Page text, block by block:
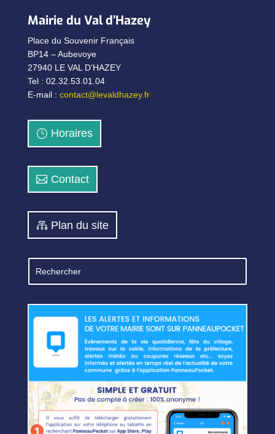
Mairie du Val d’Hazey
Place du Souvenir Français
BP14 – Aubevoye
27940 LE VAL D’HAZEY
Tel : 02.32.53.01.04
E-mail : contact@levaldhazey.fr
Horaires
Contact
Plan du site